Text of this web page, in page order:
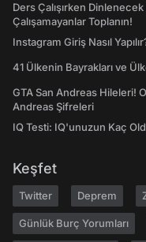
Ders Çalışırken
Çalışamayanlar Toplanın!
Instagram Giriş Nasıl
41 Ülkenin Bayrakları ve
GTA San Andreas Hileleri!
Andreas Şifreleri
IQ Testi: IQ'unuzun Kaç
Keşfet
Twitter Deprem
Günlük Burç Yorumları